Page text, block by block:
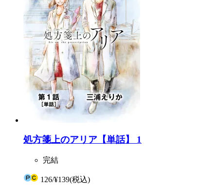
処方箋上のアリア【単話】 1
完結
126/¥139(税込)